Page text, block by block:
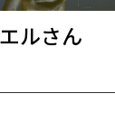
ルさん